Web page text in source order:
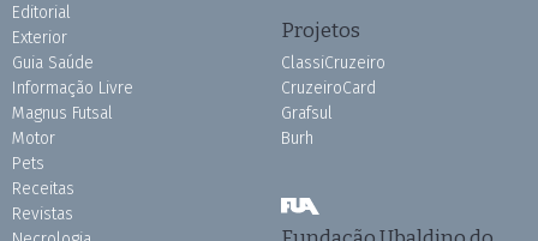
Editorial
Exterior
Guia Saúde
Informação Livre
Magnus Futsal
Motor
Pets
Receitas
Revistas
Projetos
ClassiCruzeiro
CruzeiroCard
Grafsul
Burh